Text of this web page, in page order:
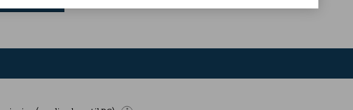
polynomier samt eksponential-, potens- og
trigonometriske beregninger i vilkårlige trekanter